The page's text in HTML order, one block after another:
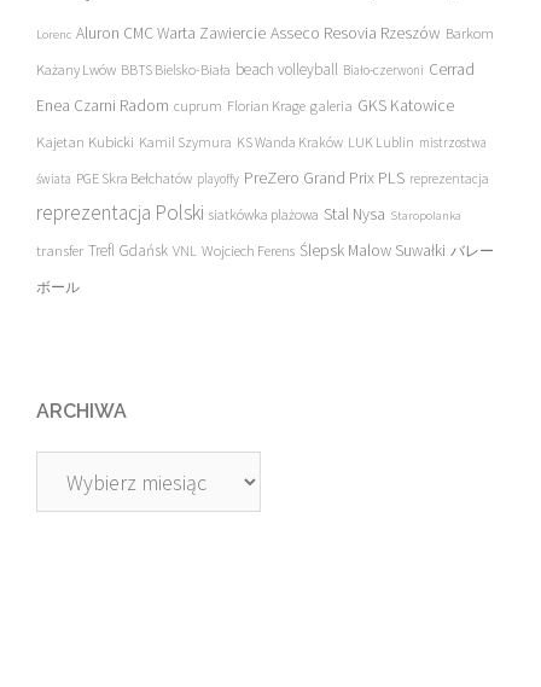
Lorenc Aluron CMC Warta Zawiercie Asseco Resovia Rzeszów Barkom
Każany Lwów BBTS Bielsko-Biała beach volleyball Biało-czerwoni Cerrad
Enea Czarni Radom cuprum Florian Krage galeria GKS Katowice
Kajetan Kubicki Kamil Szymura KS Wanda Kraków LUK Lublin mistrzostwa
świata PGE Skra Bełchatów playoffy PreZero Grand Prix PLS reprezentacja
reprezentacja Polski siatkówka plażowa Stal Nysa Staropolanka
transfer Trefl Gdańsk VNL Wojciech Ferens Ślepsk Malow Suwałki バレー
ボール
ARCHIWA
Archiwa